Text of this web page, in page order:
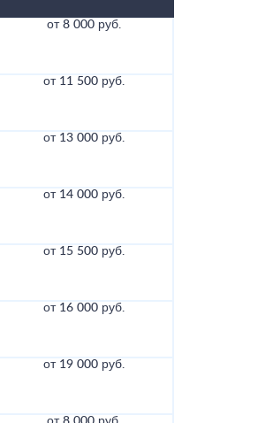
от 8 000 руб.
от 11 500 руб.
от 13 000 руб.
от 14 000 руб.
от 15 500 руб.
от 16 000 руб.
от 19 000 руб.